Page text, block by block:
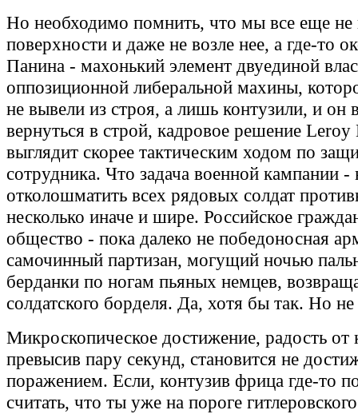
Но необходимо помнить, что мы все еще не
поверхности и даже не возле нее, а где-то
Панина - махонький элемент двуединой
оппозиционной либеральной махины,
не вывели из строя, а лишь контузили, и он
вернуться в строй, кадровое решение
выглядит скорее тактическим ходом по
сотрудника. Что задача военной кампании -
отколошматить всех рядовых солдат
несколько иначе и шире. Российское
общество - пока далеко не победоносная
самочинный партизан, могущий ночью
берданки по ногам пьяных немцев,
солдатского борделя. Да, хотя бы так. Но не
Микроскопическое достижение, радость от
превысив пару секунд, становится не
поражением. Если, контузив фрица где-то
считать, что ты уже на пороге